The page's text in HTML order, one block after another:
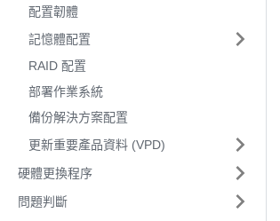
配置韌體
記憶體配置
RAID 配置
部署作業系統
備份解決方案配置
更新重要產品資料 (VPD)
硬體更換程序
問題判斷